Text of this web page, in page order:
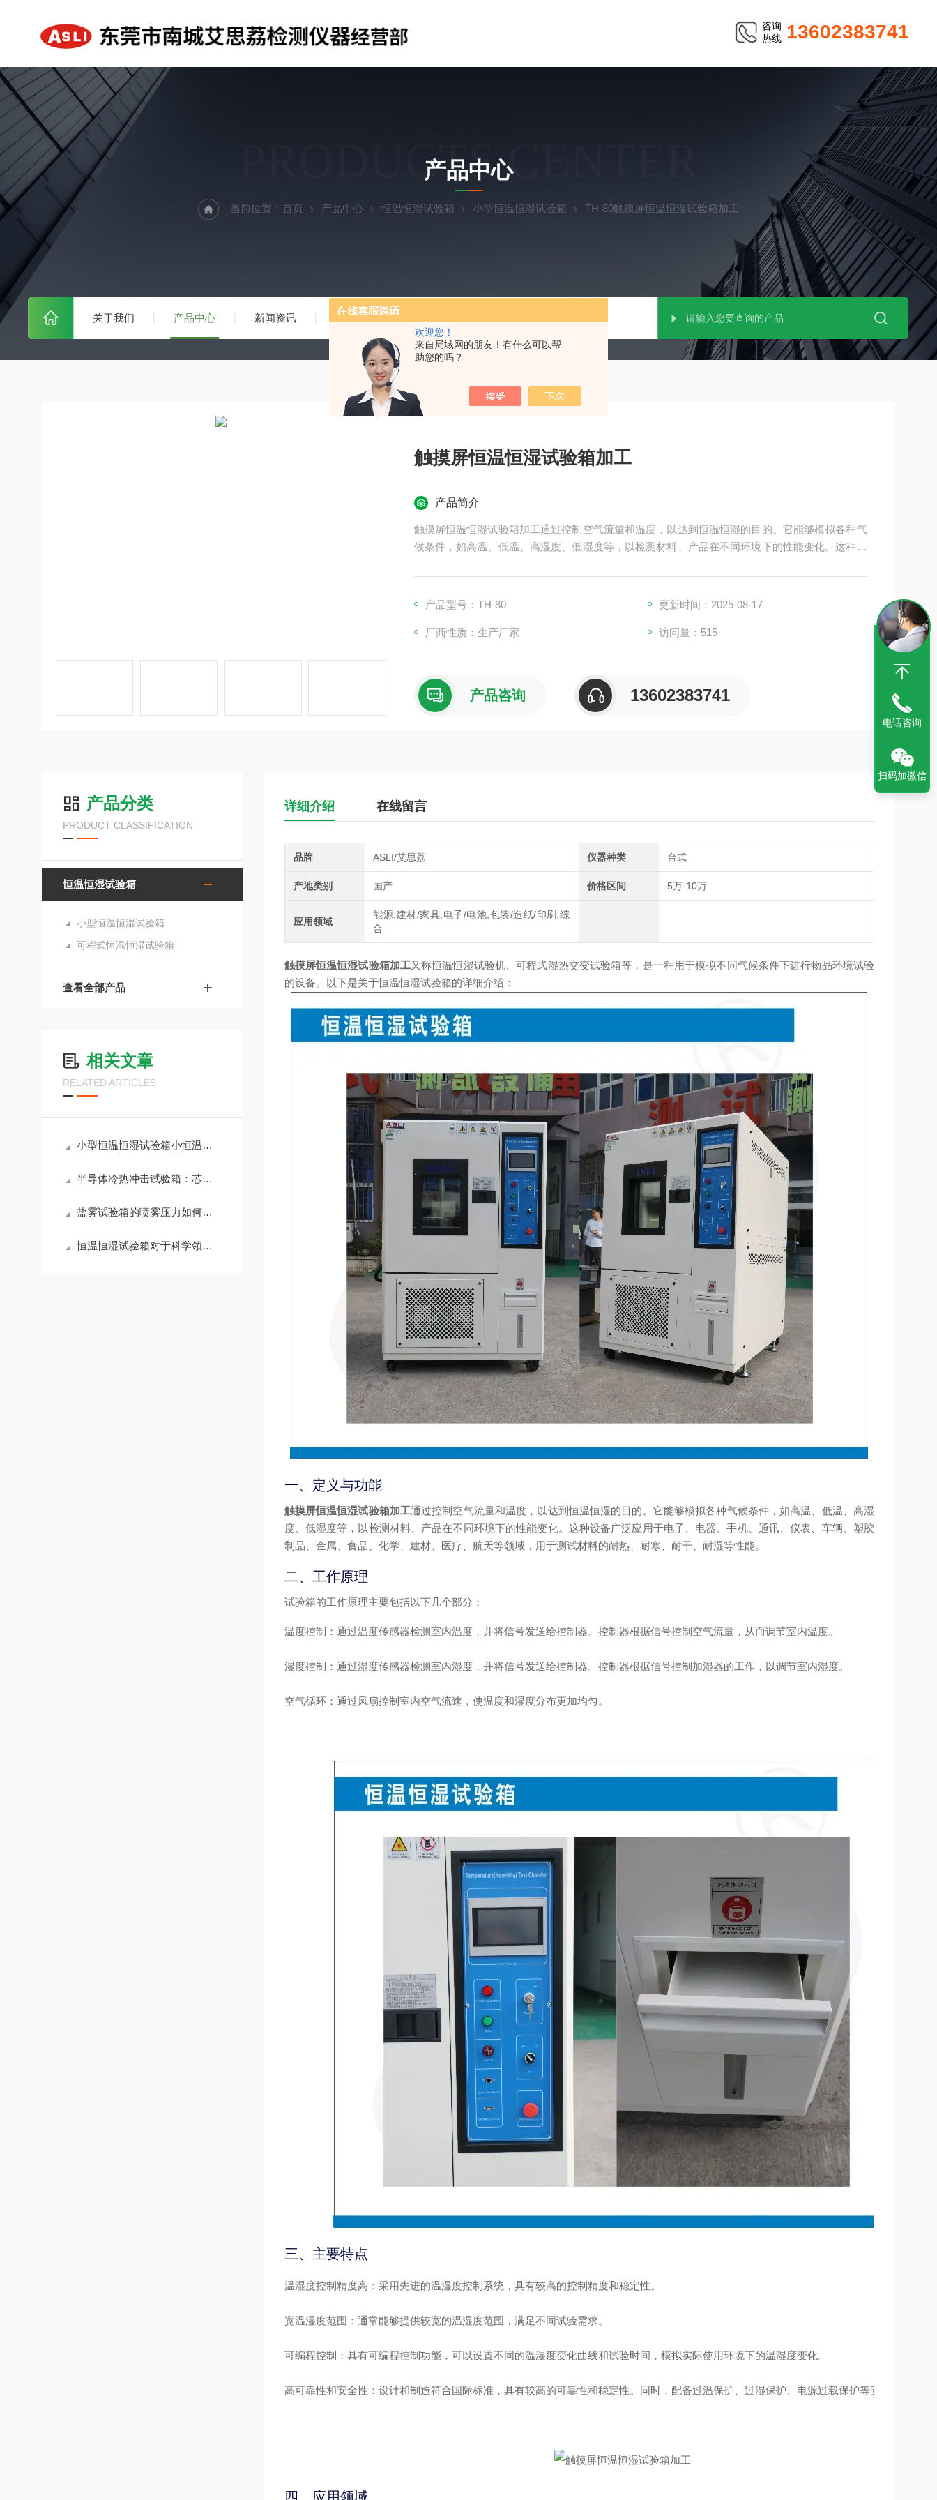
欢迎您！
来自局域网的朋友！有什么可以帮
助您的吗？
咨询
热线 13602383741
关于我们 产品中心 新闻资讯 技术文章
PRODUCTS CENTER
产品中心
当前位置： 首页 产品中心 恒温恒湿试验箱 小型恒温恒湿试验箱 TH-80触摸屏恒温恒湿试验箱加工
触摸屏恒温恒湿试验箱加工
产品简介
触摸屏恒温恒湿试验箱加工通过控制空气流量和温度，以达到恒温恒湿的目的。它能够模拟各种气
候条件，如高温、低温、高湿度、低湿度等，以检测材料、产品在不同环境下的性能变化。这种设
产品型号：TH-80
更新时间：2025-08-17
厂商性质：生产厂家 访问量：515
产品咨询 13602383741
产品分类
PRODUCT CLASSIFICATION
恒温恒湿试验箱
小型恒温恒湿试验箱
可程式恒温恒湿试验箱
查看全部产品
相关文章
RELATED ARTICLES
小型恒温恒湿试验箱小恒温恒湿箱生产厂家：技术解析与选购指南
半导体冷热冲击试验箱：芯片封装可靠性的试金石
盐雾试验箱的喷雾压力如何调节?
恒温恒湿试验箱对于科学领域的影响
详细介绍 在线留言
品牌 ASLI/艾思荔 仪器种类 台式
产地类别 国产 价格区间 5万-10万
应用领域
能源,建材/家具,电子/电池,包装/造纸/印刷,综
合
触摸屏恒温恒湿试验箱加工又称恒温恒湿试验机、可程式湿热交变试验箱等，是一种用于模拟不同气候条件下进行物品环境试验
的设备。以下是关于恒温恒湿试验箱的详细介绍：
一、定义与功能
触摸屏恒温恒湿试验箱加工通过控制空气流量和温度，以达到恒温恒湿的目的。它能够模拟各种气候条件，如高温、低温、高湿
度、低湿度等，以检测材料、产品在不同环境下的性能变化。这种设备广泛应用于电子、电器、手机、通讯、仪表、车辆、塑胶
制品、金属、食品、化学、建材、医疗、航天等领域，用于测试材料的耐热、耐寒、耐干、耐湿等性能。
二、工作原理
试验箱的工作原理主要包括以下几个部分：
温度控制 ：通过温度传感器检测室内温度，并将信号发送给控制器。控制器根据信号控制空气流量，从而调节室内温度。
湿度控制 ：通过湿度传感器检测室内湿度，并将信号发送给控制器。控制器根据信号控制加湿器的工作，以调节室内湿度。
空气循环：通过风扇控制室内空气流速，使温度和湿度分布更加均匀。
三、主要特点
温湿度控制精度高 ：采用先进的温湿度控制系统，具有较高的控制精度和稳定性。
宽温湿度范围 ：通常能够提供较宽的温湿度范围，满足不同试验需求。
可编程控制 ：具有可编程控制功能，可以设置不同的温湿度变化曲线和试验时间，模拟实际使用环境下的温湿度变化。
高可靠性和安全性 ：设计和制造符合国际标准，具有较高的可靠性和稳定性。同时，配备过温保护、过湿保护、电源过载保护等安全装置。
四、应用领域
电话咨询
扫码加微信